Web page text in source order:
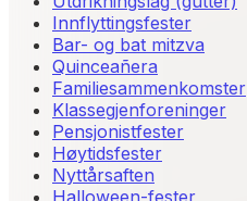
Innflyttingsfester
Bar- og bat mitzva
Quinceañera
Familiesammenkomster
Klassegjenforeninger
Pensjonistfester
Høytidsfester
Nyttårsaften
Halloween-fester